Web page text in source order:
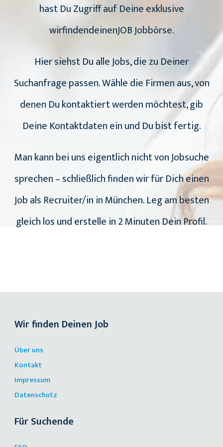
hast Du Zugriff auf Deine exklusive
wirfindendeinenJOB Jobbörse.
Hier siehst Du alle Jobs, die zu Deiner
Suchanfrage passen. Wähle die Firmen aus, von
denen Du kontaktiert werden möchtest, gib
Deine Kontaktdaten ein und Du bist fertig.
Man kann bei uns eigentlich nicht von Jobsuche
sprechen – schließlich finden wir für Dich einen
Job als Recruiter/in in München. Leg am besten
gleich los und erstelle in 2 Minuten Dein Profil.
Wir finden Deinen Job
Über uns
Kontakt
Impressum
Datenschutz
Für Suchende